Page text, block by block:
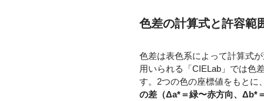
色差の計算式と許容範
色差は表色系によって計算式が
用いられる「CIELab」では色
す。2つの色の座標値をもとに、
の差（Δa*＝緑〜赤方向、Δb*